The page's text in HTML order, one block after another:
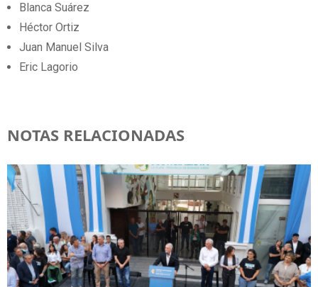
Blanca Suárez
Héctor Ortiz
Juan Manuel Silva
Eric Lagorio
NOTAS RELACIONADAS